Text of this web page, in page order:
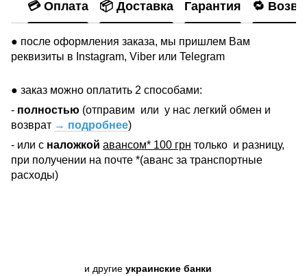
💳 Оплата 📦 Доставка Гарантия 🔁
● после оформления заказа, мы пришлем Вам
реквизиты в Instagram, Viber или Telegram
● заказ можно оплатить 2 способами:
- полностью (отправим или у нас легкий обмен и
возврат → подробнее)
- или с наложкой авансом* 100 грн только и разницу,
при получении на почте *(аванс за транспортные
расходы)
и другие украинские банки